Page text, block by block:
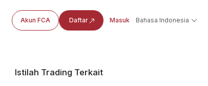
Akun FCA Daftar Masuk Bahasa Indonesia
Istilah Trading Terkait